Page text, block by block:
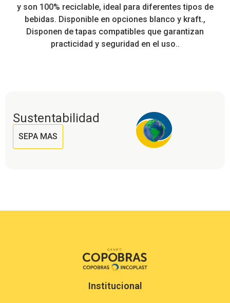
y son 100% reciclable, ideal para diferentes tipos de
bebidas. Disponible en opciones blanco y kraft.,
Disponen de tapas compatibles que garantizan
practicidad y seguridad en el uso..
Sustentabilidad
SEPA MAS
Institucional